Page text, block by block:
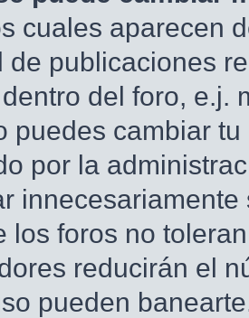
cuales aparecen
de publicaciones
del foro, e.j.
puedes cambiar
por la
los foros no
reducirán el
pueden